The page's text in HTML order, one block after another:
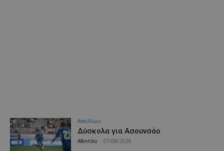
Απόλλων
Δύσκολα για Ασουνσάο
Afentiko 07/08/2026